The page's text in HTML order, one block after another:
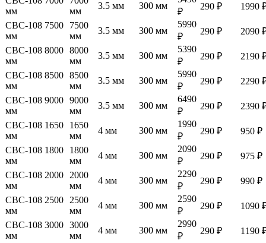
мм
мм
3.5 мм 300 мм
₽
290 ₽
1990
СВС-108 7500
мм
7500
мм
3.5 мм 300 мм
5990
₽
290 ₽
2090
СВС-108 8000
мм
8000
мм
3.5 мм 300 мм
5390
₽
290 ₽
2190
СВС-108 8500
мм
8500
мм
3.5 мм 300 мм
5990
₽
290 ₽
2290
СВС-108 9000
мм
9000
мм
3.5 мм 300 мм
6490
₽
290 ₽
2390
СВС-108 1650
мм
1650
мм
4 мм 300 мм
1990
₽
290 ₽
950 ₽
СВС-108 1800
мм
1800
мм
4 мм 300 мм
2090
₽
290 ₽
975 ₽
СВС-108 2000
мм
2000
мм
4 мм 300 мм
2290
₽
290 ₽
990 ₽
СВС-108 2500
мм
2500
мм
4 мм 300 мм
2590
₽
290 ₽
1090
СВС-108 3000
мм
3000
мм
4 мм 300 мм
2990
₽
290 ₽
1190